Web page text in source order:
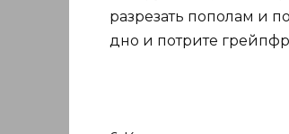
разрезать пополам и
дно и потрите